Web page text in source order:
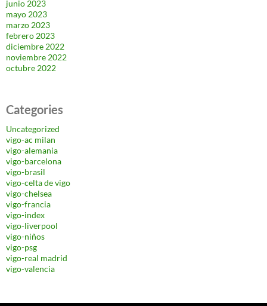
junio 2023
mayo 2023
marzo 2023
febrero 2023
diciembre 2022
noviembre 2022
octubre 2022
Categories
Uncategorized
vigo-ac milan
vigo-alemania
vigo-barcelona
vigo-brasil
vigo-celta de vigo
vigo-chelsea
vigo-francia
vigo-index
vigo-liverpool
vigo-niños
vigo-psg
vigo-real madrid
vigo-valencia